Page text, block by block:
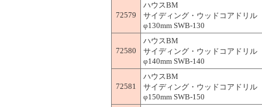
72579
ハウスBM
サイディング・ウッドコアドリ
φ130mm SWB-130
72580
ハウスBM
サイディング・ウッドコアドリ
φ140mm SWB-140
72581
ハウスBM
サイディング・ウッドコアドリ
φ150mm SWB-150